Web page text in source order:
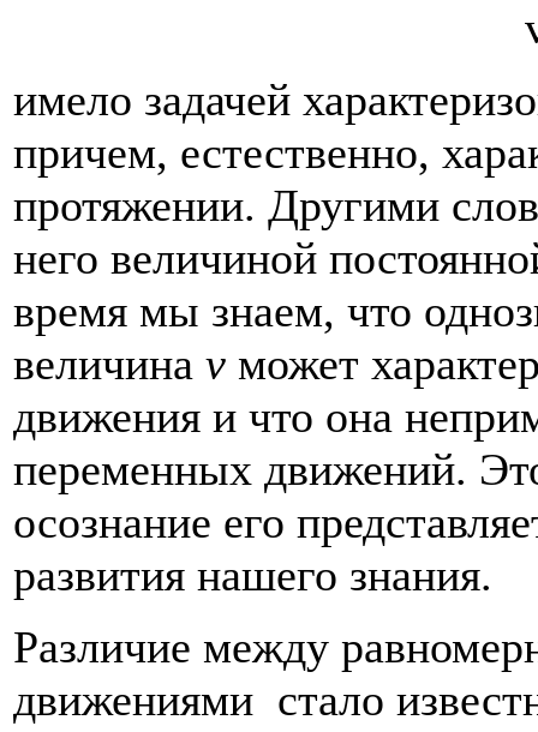
имело задачей
причем, естествен­но,
протяжении. Другими
него величиной
время мы знаем, что
величина v может
движения и что она
переменных движений.
осознание его
развития нашего знания.
Различие между
движениями стало